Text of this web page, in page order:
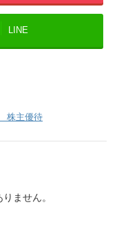
LINE
株主優待
ません。